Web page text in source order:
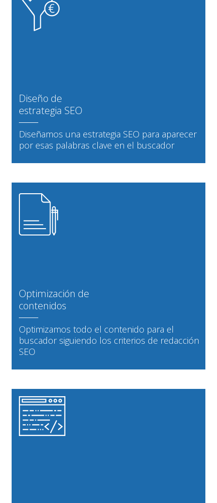
Diseño de
estrategia SEO
Diseñamos una estrategia SEO para aparecer
por esas palabras clave en el buscador
Optimización de
contenidos
Optimizamos todo el contenido para el
buscador siguiendo los criterios de redacción
SEO